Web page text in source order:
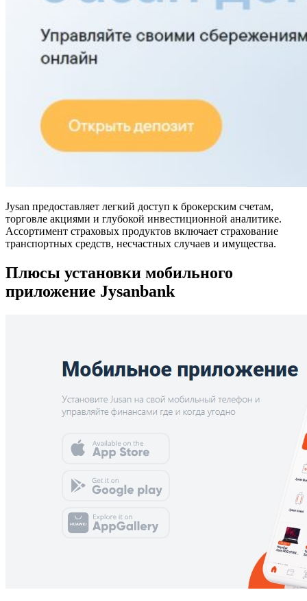
Jysan предоставляет легкий доступ к брокерским счетам,
торговле акциями и глубокой инвестиционной аналитике.
Ассортимент страховых продуктов включает страхование
транспортных средств, несчастных случаев и имущества.
Плюсы установки мобильного
приложение Jysanbank